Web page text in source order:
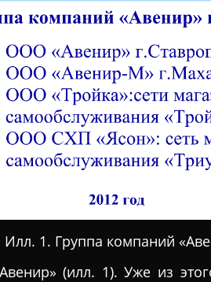
Илл. 1. Группа компаний
(илл. 1). Уже из